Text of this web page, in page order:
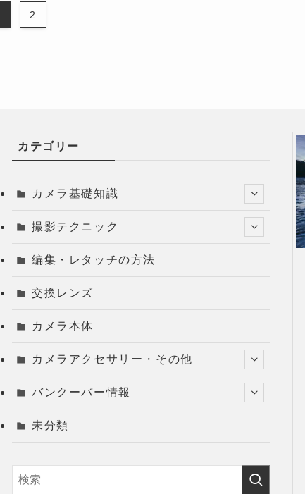
2
カテゴリー
カメラ基礎知識
撮影テクニック
編集・レタッチの方法
交換レンズ
カメラ本体
カメラアクセサリー・その他
バンクーバー情報
未分類